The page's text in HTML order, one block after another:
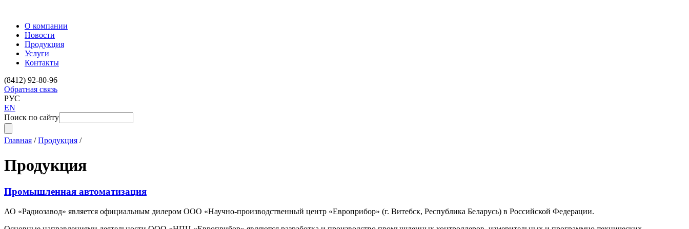
О компании
Новости
Продукция
Услуги
Контакты
(8412) 92-80-96
Обратная связь
РУС
EN
Поиск по сайту
Главная /Продукция /
Продукция
Промышленная автоматизация
АО «Радиозавод» является официальным дилером ООО «Научно-производственный центр «Европрибор» (г. Витебск, Республика Беларусь) в Российской Федерации.